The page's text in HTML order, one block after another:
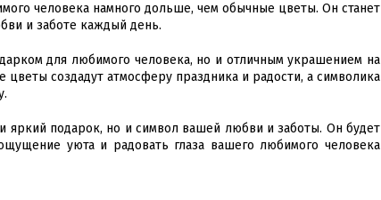
человека намного дольше, чем обычные цветы. Он станет
и заботе каждый день.
для любимого человека, но и отличным украшением на
создадут атмосферу праздника и радости, а символика
яркий подарок, но и символ вашей любви и заботы. Он будет
уюта и радовать глаза вашего любимого человека